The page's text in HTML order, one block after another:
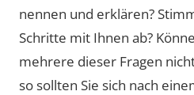
nennen und erklären?
Schritte mit Ihnen ab?
mehrere dieser Fragen
so sollten Sie sich nach